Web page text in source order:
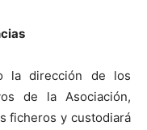
la dirección de los
de la Asociación,
ficheros y custodiará